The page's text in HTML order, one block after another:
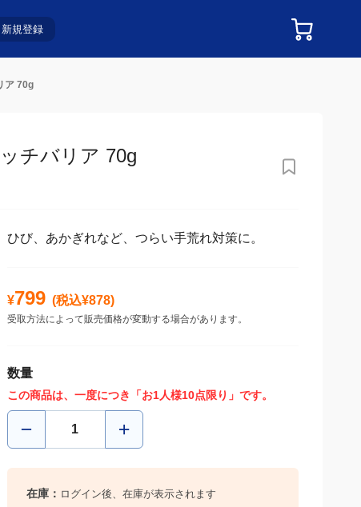
新規登録
ア 70g
チバリア 70g
ひび、あかぎれなど、つらい手荒れ対策に。
¥799 (税込¥878)
受取方法によって販売価格が変動する場合があります。
数量
この商品は、一度につき「お1人様10点限り」です。
在庫： ログイン後、在庫が表示されます